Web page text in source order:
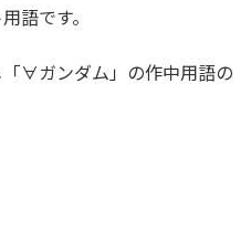
語です。
「∀ガンダム」の作中用語の